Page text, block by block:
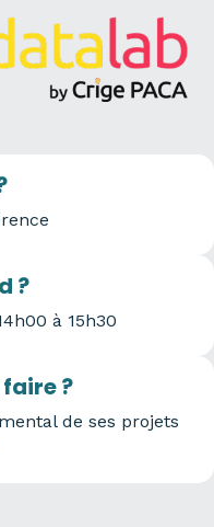
?
à 15h30
?
de ses projets